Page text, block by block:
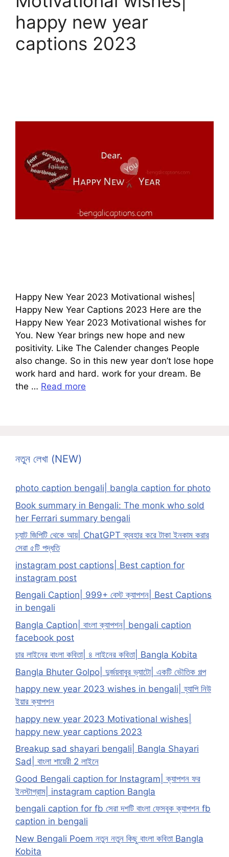
happy new year
captions 2023
Happy New Year 2023 Motivational wishes|
Happy New Year Captions 2023 Here are the
Happy New Year 2023 Motivational wishes for
You. New Year brings new hope and new
positivity. Like The Calender changes People
also change. So in this new year don’t lose hope
work hard and hard. work for your dream. Be
the … Read more
নতুন লেখা (NEW)
photo caption bengali| bangla caption for photo
Book summary in Bengali: The monk who sold
her Ferrari summary bengali
চ্যাট জিপিটি থেকে আয়| ChatGPT ব্যবহার করে টাকা ইনকাম করার
সেরা ৫টি পদ্ধতি
instagram post captions| Best caption for
instagram post
Bengali Caption| 999+ বেস্ট ক্যাপশন| Best Captions
in bengali
Bangla Caption| বাংলা ক্যাপশন| bengali caption
facebook post
চার লাইনের বাংলা কবিতা| ৪ লাইনের কবিতা| Bangla Kobita
Bangla Bhuter Golpo| দুর্জয়বাবুর ভ্যাটো| একটি ভৌতিক গল্প
happy new year 2023 wishes in bengali| হ্যাপি নিউ
ইয়ার ক্যাপশন
happy new year 2023 Motivational wishes|
happy new year captions 2023
Breakup sad shayari bengali| Bangla Shayari
Sad| বাংলা শায়েরী 2 লাইনে
Good Bengali caption for Instagram| ক্যাপশন ফর
ইনস্টাগ্রাম| instagram caption Bangla
bengali caption for fb সেরা দশটি বাংলা ফেসবুক ক্যাপশন fb
caption in bengali
New Bengali Poem নতুন নতুন কিছু বাংলা কবিতা Bangla
Kobita